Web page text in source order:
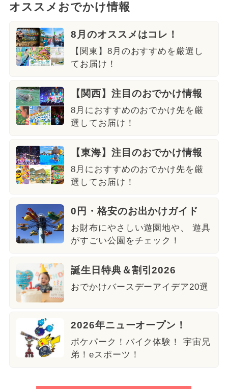
オススメおでかけ情報
8月のオススメはコレ！
【関東】8月のおすすめを厳選し
てお届け！
【関西】注目のおでかけ情報
8月におすすめのおでかけ先を厳
選してお届け！
【東海】注目のおでかけ情報
8月におすすめのおでかけ先を厳
選してお届け！
0円・格安のお出かけガイド
お財布にやさしい遊園地や、 遊具
がすごい公園をチェック！
誕生日特典＆割引2026
おでかけバースデーアイデア20選
2026年ニューオープン！
ポケパーク！バイク体験！ 宇宙兄
弟！eスポーツ！